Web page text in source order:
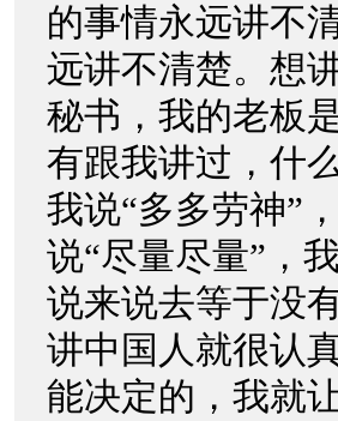
的事情永远讲不
远讲不清楚。想
秘书，我的老板
有跟我讲过，什
我说“多多劳神”
说“尽量尽量”，
说来说去等于没
讲中国人就很认
能决定的，我就